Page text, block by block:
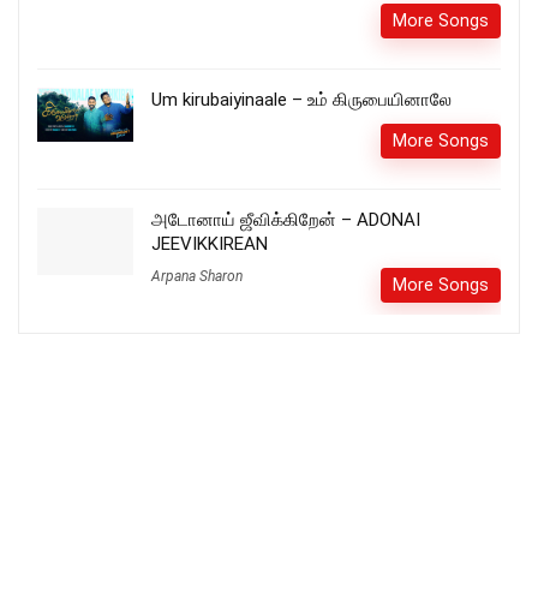
More Songs
Um kirubaiyinaale – உம் கிருபையினாலே
More Songs
அடோனாய் ஜீவிக்கிறேன் – ADONAI
JEEVIKKIREAN
Arpana Sharon More Songs